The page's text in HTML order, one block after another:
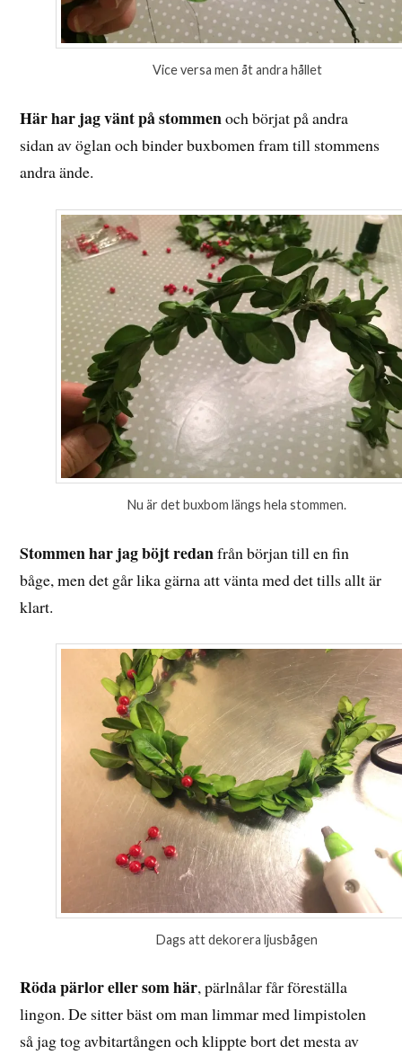
Vice versa men åt andra hållet
Här har jag vänt på stommenoch börjat på andra
sidan av öglan och binder buxbomen fram till stommens
andra ände.
Nu är det buxbom längs hela stommen.
Stommen har jag böjt redanfrån början till en fin
båge, men det går lika gärna att vänta med det tills allt är
klart.
Dags att dekorera ljusbågen
Röda pärlor eller som här, pärlnålar får föreställa
lingon. De sitter bäst om man limmar med limpistolen
så jag tog avbitartången och klippte bort det mesta av